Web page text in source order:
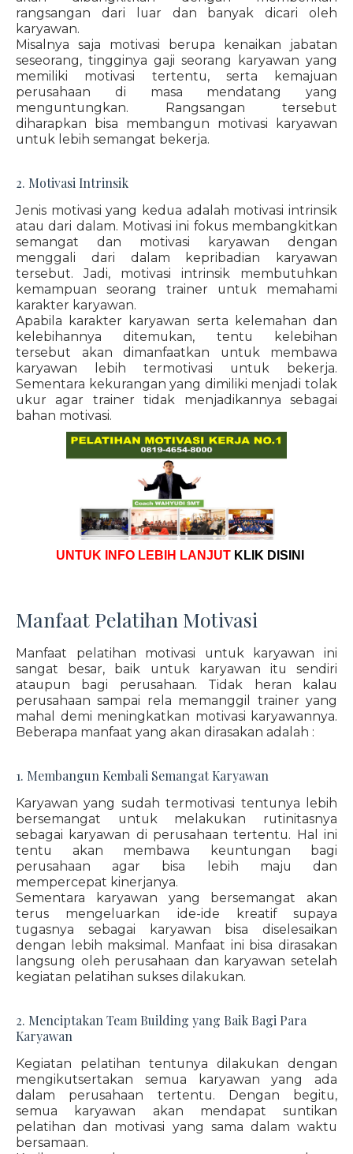
rangsangan dari luar dan banyak dicari oleh
karyawan.
Misalnya saja motivasi berupa kenaikan jabatan
seseorang, tingginya gaji seorang karyawan yang
memiliki motivasi tertentu, serta kemajuan
perusahaan di masa mendatang yang
menguntungkan. Rangsangan tersebut
diharapkan bisa membangun motivasi karyawan
untuk lebih semangat bekerja.
2. Motivasi Intrinsik
Jenis motivasi yang kedua adalah motivasi intrinsik
atau dari dalam. Motivasi ini fokus membangkitkan
semangat dan motivasi karyawan dengan
menggali dari dalam kepribadian karyawan
tersebut. Jadi, motivasi intrinsik membutuhkan
kemampuan seorang trainer untuk memahami
karakter karyawan.
Apabila karakter karyawan serta kelemahan dan
kelebihannya ditemukan, tentu kelebihan
tersebut akan dimanfaatkan untuk membawa
karyawan lebih termotivasi untuk bekerja.
Sementara kekurangan yang dimiliki menjadi tolak
ukur agar trainer tidak menjadikannya sebagai
bahan motivasi.
UNTUK INFO LEBIH LANJUT KLIK DISINI
Manfaat Pelatihan Motivasi
Manfaat pelatihan motivasi untuk karyawan ini
sangat besar, baik untuk karyawan itu sendiri
ataupun bagi perusahaan. Tidak heran kalau
perusahaan sampai rela memanggil trainer yang
mahal demi meningkatkan motivasi karyawannya.
Beberapa manfaat yang akan dirasakan adalah :
1. Membangun Kembali Semangat Karyawan
Karyawan yang sudah termotivasi tentunya lebih
bersemangat untuk melakukan rutinitasnya
sebagai karyawan di perusahaan tertentu. Hal ini
tentu akan membawa keuntungan bagi
perusahaan agar bisa lebih maju dan
mempercepat kinerjanya.
Sementara karyawan yang bersemangat akan
terus mengeluarkan ide-ide kreatif supaya
tugasnya sebagai karyawan bisa diselesaikan
dengan lebih maksimal. Manfaat ini bisa dirasakan
langsung oleh perusahaan dan karyawan setelah
kegiatan pelatihan sukses dilakukan.
2. Menciptakan Team Building yang Baik Bagi Para
Karyawan
Kegiatan pelatihan tentunya dilakukan dengan
mengikutsertakan semua karyawan yang ada
dalam perusahaan tertentu. Dengan begitu,
semua karyawan akan mendapat suntikan
pelatihan dan motivasi yang sama dalam waktu
bersamaan.